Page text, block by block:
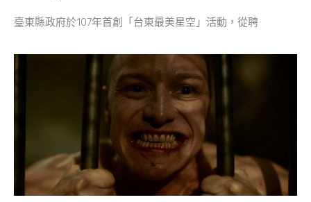
臺東縣政府於107年首創「台東最美星空」活動，從聘